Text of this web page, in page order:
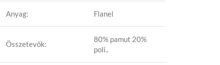
Anyag: Flanel
Összetevők:
80% pamut 20%
poli..